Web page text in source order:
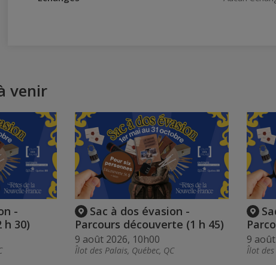
venir
-
h 30)
Sac à dos évasion -
Parcours découverte (1 h 45)
9 août 2026, 10h00
Îlot des Palais, Québec, QC
9
Îlot des